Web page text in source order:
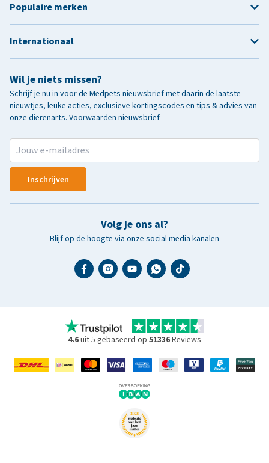
Wil je niets missen?
Schrijf je nu in voor de Medpets nieuwsbrief met daarin de laatste
nieuwtjes, leuke acties, exclusieve kortingscodes en tips & advies van
onze dierenarts. Voorwaarden nieuwsbrief
Inschrijven
Volg je ons al?
Blijf op de hoogte via onze social media kanalen
Populaire merken
Internationaal
4.6uit 5 gebaseerd op 51336Reviews